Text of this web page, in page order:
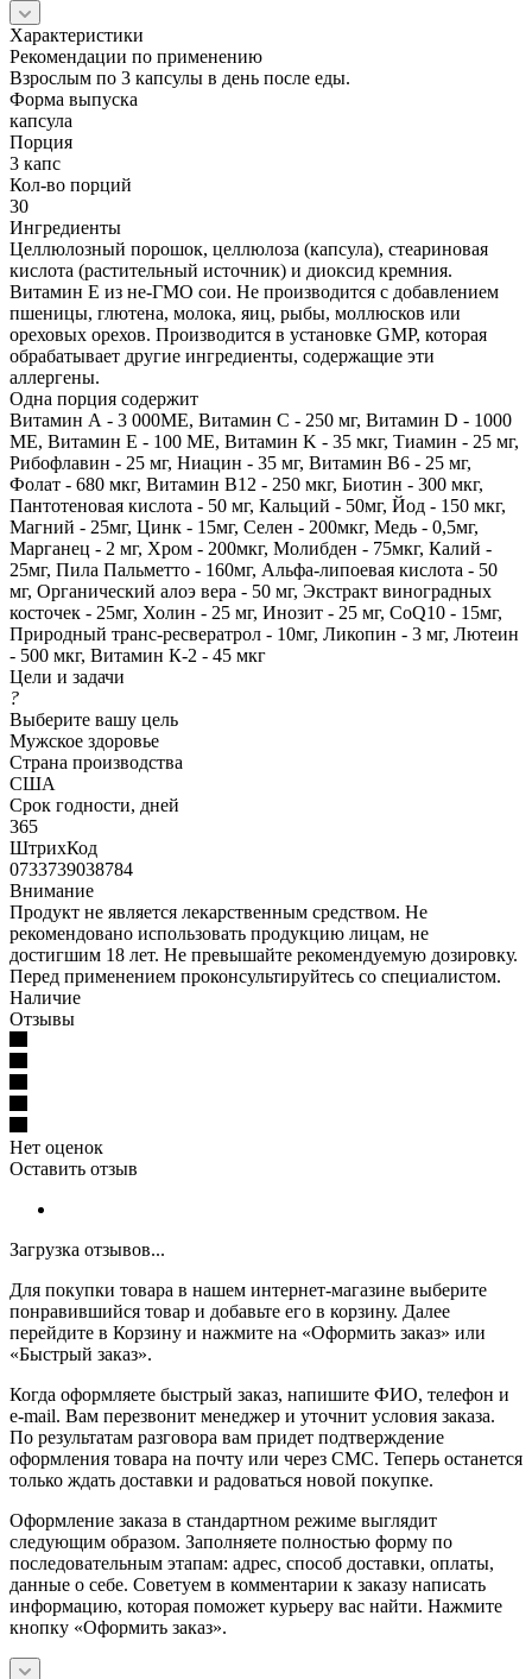
Характеристики
Рекомендации по применению
Взрослым по 3 капсулы в день после еды.
Форма выпуска
капсула
Порция
3 капс
Кол-во порций
30
Ингредиенты
Целлюлозный порошок, целлюлоза (капсула), стеариновая
кислота (растительный источник) и диоксид кремния.
Витамин Е из не-ГМО сои. Не производится с добавлением
пшеницы, глютена, молока, яиц, рыбы, моллюсков или
ореховых орехов. Производится в установке GMP, которая
обрабатывает другие ингредиенты, содержащие эти
аллергены.
Одна порция содержит
Витамин А - 3 000ME, Витамин С - 250 мг, Витамин D - 1000
ME, Витамин E - 100 ME, Витамин K - 35 мкг, Тиамин - 25 мг,
Рибофлавин - 25 мг, Ниацин - 35 мг, Витамин В6 - 25 мг,
Фолат - 680 мкг, Витамин В12 - 250 мкг, Биотин - 300 мкг,
Пантотеновая кислота - 50 мг, Кальций - 50мг, Йод - 150 мкг,
Магний - 25мг, Цинк - 15мг, Селен - 200мкг, Медь - 0,5мг,
Марганец - 2 мг, Хром - 200мкг, Молибден - 75мкг, Калий -
25мг, Пила Пальметто - 160мг, Альфа-липоевая кислота - 50
мг, Органический алоэ вера - 50 мг, Экстракт виноградных
косточек - 25мг, Холин - 25 мг, Инозит - 25 мг, CoQ10 - 15мг,
Природный транс-ресвератрол - 10мг, Ликопин - 3 мг, Лютеин
- 500 мкг, Витамин К-2 - 45 мкг
Цели и задачи
?
Выберите вашу цель
Мужское здоровье
Страна производства
США
Срок годности, дней
365
ШтрихКод
0733739038784
Внимание
Продукт не является лекарственным средством. Не
рекомендовано использовать продукцию лицам, не
достигшим 18 лет. Не превышайте рекомендуемую дозировку.
Перед применением проконсультируйтесь со специалистом.
Наличие
Отзывы
Нет оценок
Оставить отзыв
Загрузка отзывов...
Для покупки товара в нашем интернет-магазине выберите
понравившийся товар и добавьте его в корзину. Далее
перейдите в Корзину и нажмите на «Оформить заказ» или
«Быстрый заказ».
Когда оформляете быстрый заказ, напишите ФИО, телефон и
e-mail. Вам перезвонит менеджер и уточнит условия заказа.
По результатам разговора вам придет подтверждение
оформления товара на почту или через СМС. Теперь останется
только ждать доставки и радоваться новой покупке.
Оформление заказа в стандартном режиме выглядит
следующим образом. Заполняете полностью форму по
последовательным этапам: адрес, способ доставки, оплаты,
данные о себе. Советуем в комментарии к заказу написать
информацию, которая поможет курьеру вас найти. Нажмите
кнопку «Оформить заказ».